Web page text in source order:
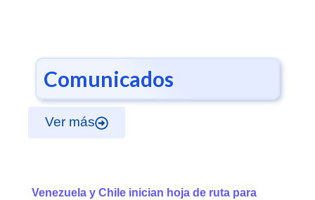
Comunicados
Ver más
Venezuela y Chile inician hoja de ruta para